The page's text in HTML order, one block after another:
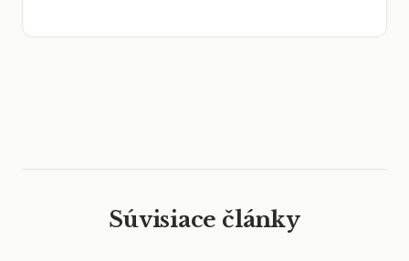
Súvisiace články